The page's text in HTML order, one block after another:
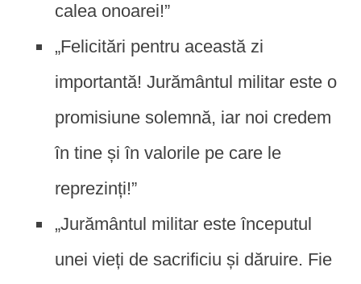
calea onoarei!”
„Felicitări pentru această zi
importantă! Jurământul militar este o
promisiune solemnă, iar noi credem
în tine și în valorile pe care le
reprezinți!”
„Jurământul militar este începutul
unei vieți de sacrificiu și dăruire. Fie